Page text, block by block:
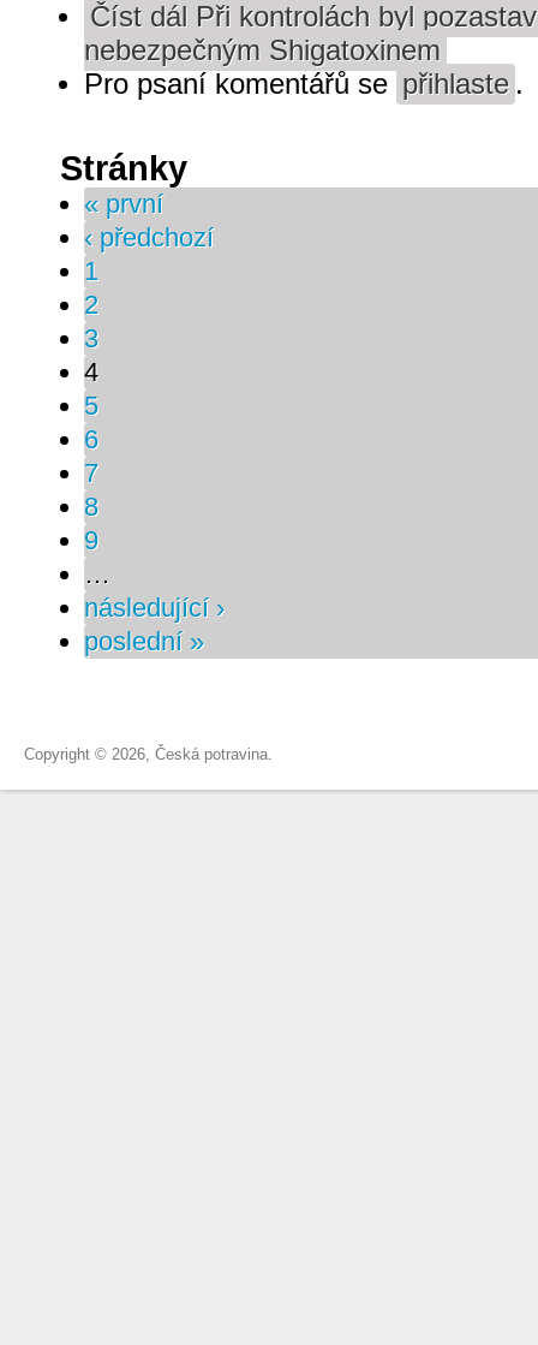
Číst dál Při kontrolách byl
nebezpečným Shigatoxinem
Pro psaní komentářů se přihlaste .
Stránky
« první
‹ předchozí
1
2
3
4
5
6
7
8
9
…
následující ›
poslední »
Copyright © 2026, Česká potravina.